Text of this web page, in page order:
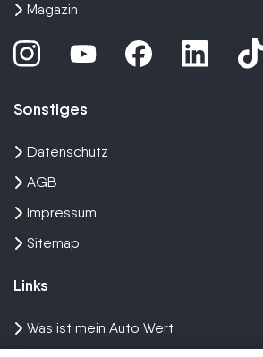
Magazin
Sonstiges
Datenschutz
AGB
Impressum
Sitemap
Links
Was ist mein Auto Wert